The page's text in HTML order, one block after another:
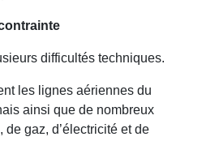
difficultés techniques.
les lignes aériennes du
ainsi que de nombreux
de gaz, d’électricité et de